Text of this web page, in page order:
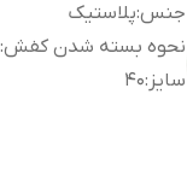
جنس:پلاستیک
نحوه بسته شدن کفش:
سایز :
40